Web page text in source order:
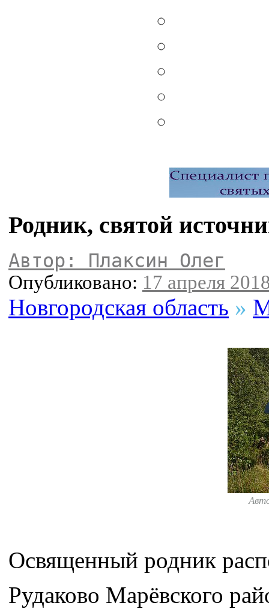
Родник, святой
Автор: Плаксин Олег
Опубликовано: 17 апреля
Новгородская область »
Освященный родник
Рудаково Марёвского